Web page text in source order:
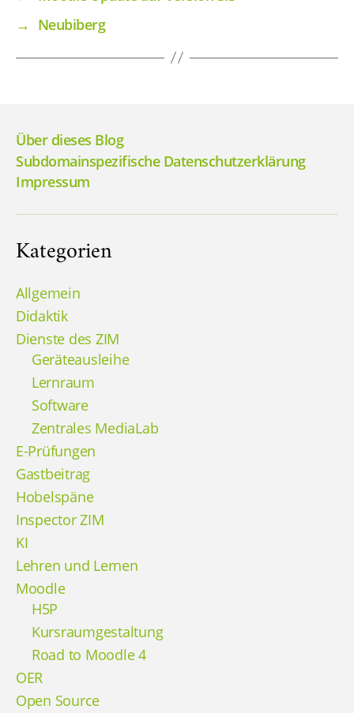
→ Neubiberg
Über dieses Blog
Subdomainspezifische Datenschutzerklärung
Impressum
Kategorien
Allgemein
Didaktik
Dienste des ZIM
Geräteausleihe
Lernraum
Software
Zentrales MediaLab
E-Prüfungen
Gastbeitrag
Hobelspäne
Inspector ZIM
KI
Lehren und Lernen
Moodle
H5P
Kursraumgestaltung
Road to Moodle 4
OER
Open Source